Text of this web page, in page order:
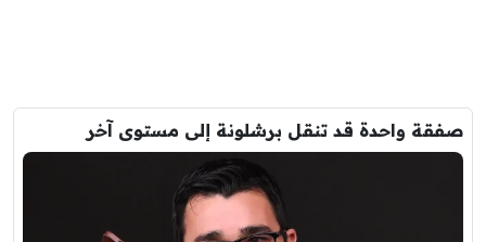
صفقة واحدة قد تنقل برشلونة إلى مستوى آخر